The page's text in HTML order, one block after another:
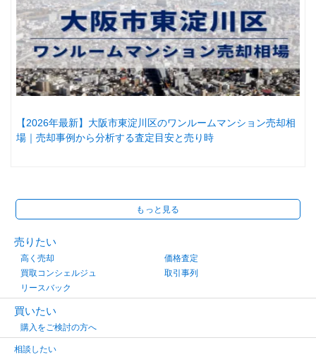
【2026年最新】大阪市東淀川区のワンルームマンション売却相
場｜売却事例から分析する査定目安と売り時
もっと見る
売りたい
高く売却
価格査定
買取コンシェルジュ
取引事列
リースバック
買いたい
購入をご検討の方へ
相談したい